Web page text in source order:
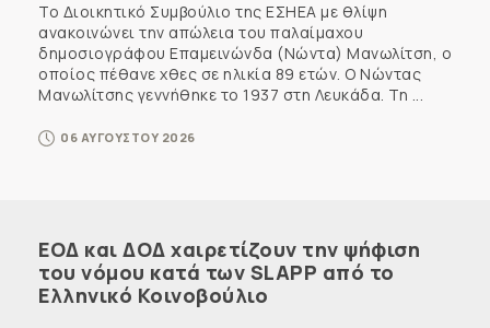
Το Διοικητικό Συμβούλιο της ΕΣΗΕΑ με θλίψη
ανακοινώνει την απώλεια του παλαίμαχου
δημοσιογράφου Επαμεινώνδα (Νώντα) Μανωλίτση, ο
οποίος πέθανε χθες σε ηλικία 89 ετών. Ο Νώντας
Μανωλίτσης γεννήθηκε το 1937 στη Λευκάδα. Τη ...
06 ΑΥΓΟΥΣΤΟΥ 2026
ΕΟΔ και ΔΟΔ χαιρετίζουν την ψήφιση
του νόμου κατά των SLAPP από το
Ελληνικό Κοινοβούλιο